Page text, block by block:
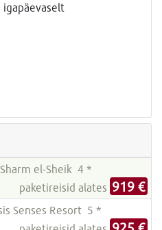
el-Sheik 4 *
paketireisid alates 919 €
Senses Resort 5 *